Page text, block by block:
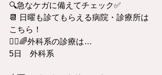
🔍急なケガに備えてチェック✅
📆 日曜も診てもらえる病院・診療所は
こちら！
👩‍⚕️🌈外科系の診療は…
5日　外科系